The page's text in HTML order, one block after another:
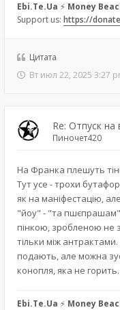
Ebi.Te.Ua ⚡ Money
Support us: https://
Цитата
Вт июл 22, 2025 3:27
Re: Отпуск
Пиночет420
На Франка плешуть
Тут усе - трохи
як на маніфестацію,
"йоу" - "та
пінкою, зробленою не
тільки між антрактами.
подають, але можна
конопля, яка не горить.
Ebi.Te.Ua ⚡ Money